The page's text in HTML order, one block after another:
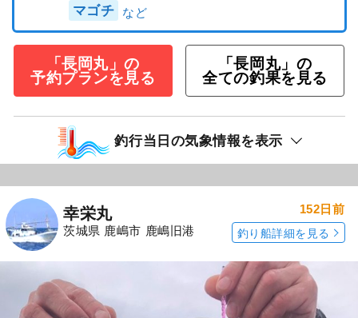
マゴチ
「長岡丸」の
予約プランを見る
「長岡丸」の
全ての釣果を見る
釣行当日の気象情報を表示
幸栄丸
茨城県 鹿嶋市 鹿嶋旧港
152日前
釣り船詳細を見る